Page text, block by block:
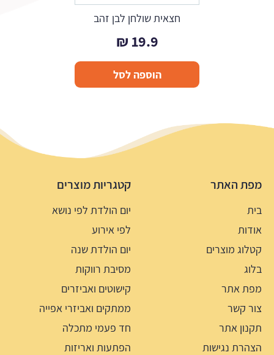
חצאית שולחן לבן זהב
19.9
₪
הוספה לסל
מפת האתר
בית
אודות
קטלוג מוצרים
בלוג
מפת אתר
צור קשר
תקנון אתר
הצהרת נגישות
קטגריות מוצרים
יום הולדת לפי נושא
לפי אירוע
יום הולדת שנה
מסיבת רווקות
קישוטים ואביזרים
ממתקים ואביזרי אפייה
חד פעמי מתכלה
הפתעות ואריזות